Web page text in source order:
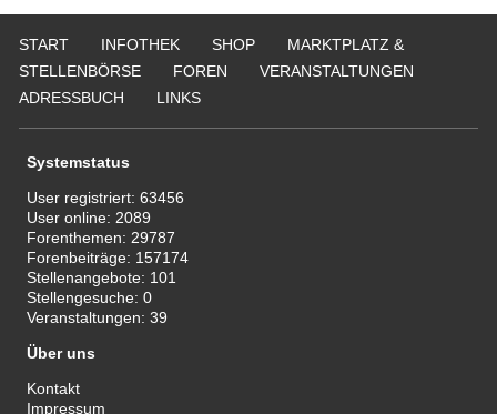
START INFOTHEK SHOP
MARKTPLATZ &
STELLENBÖRSE
FOREN
VERANSTALTUNGEN
ADRESSBUCH
LINKS
Systemstatus
User registriert:63456
User online: 2089
Forenthemen: 29787
Forenbeiträge: 157174
Stellenangebote: 101
Stellengesuche:0
Veranstaltungen:39
Über uns
Kontakt
Impressum